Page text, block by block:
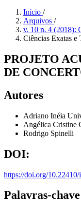
Início /
Arquivos /
v. 10 n. 4 (2018):
Ciências Exatas e
PROJETO
DE
Autores
Adriano Inéia
Angélica Cristine
Rodrigo Spinelli
DOI:
https://doi.org/
Palavras-